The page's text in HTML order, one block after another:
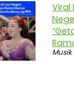
Viral
Musik